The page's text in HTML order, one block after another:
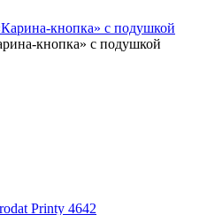
кнопка» с подушкой